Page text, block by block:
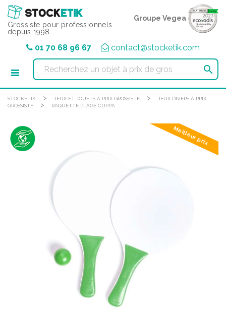
Grossiste pour professionnels
depuis 1998
Groupe Vegea
01 70 68 96 67 contact@stocketik.com

STOCKETIK > JEUX ET JOUETS À PRIX GROSSISTE >
JEUX DIVERS À PRIX
GROSSISTE
> RAQUETTE PLAGE CUPPA
Meilleur prix
Panneau de gestion des cookies